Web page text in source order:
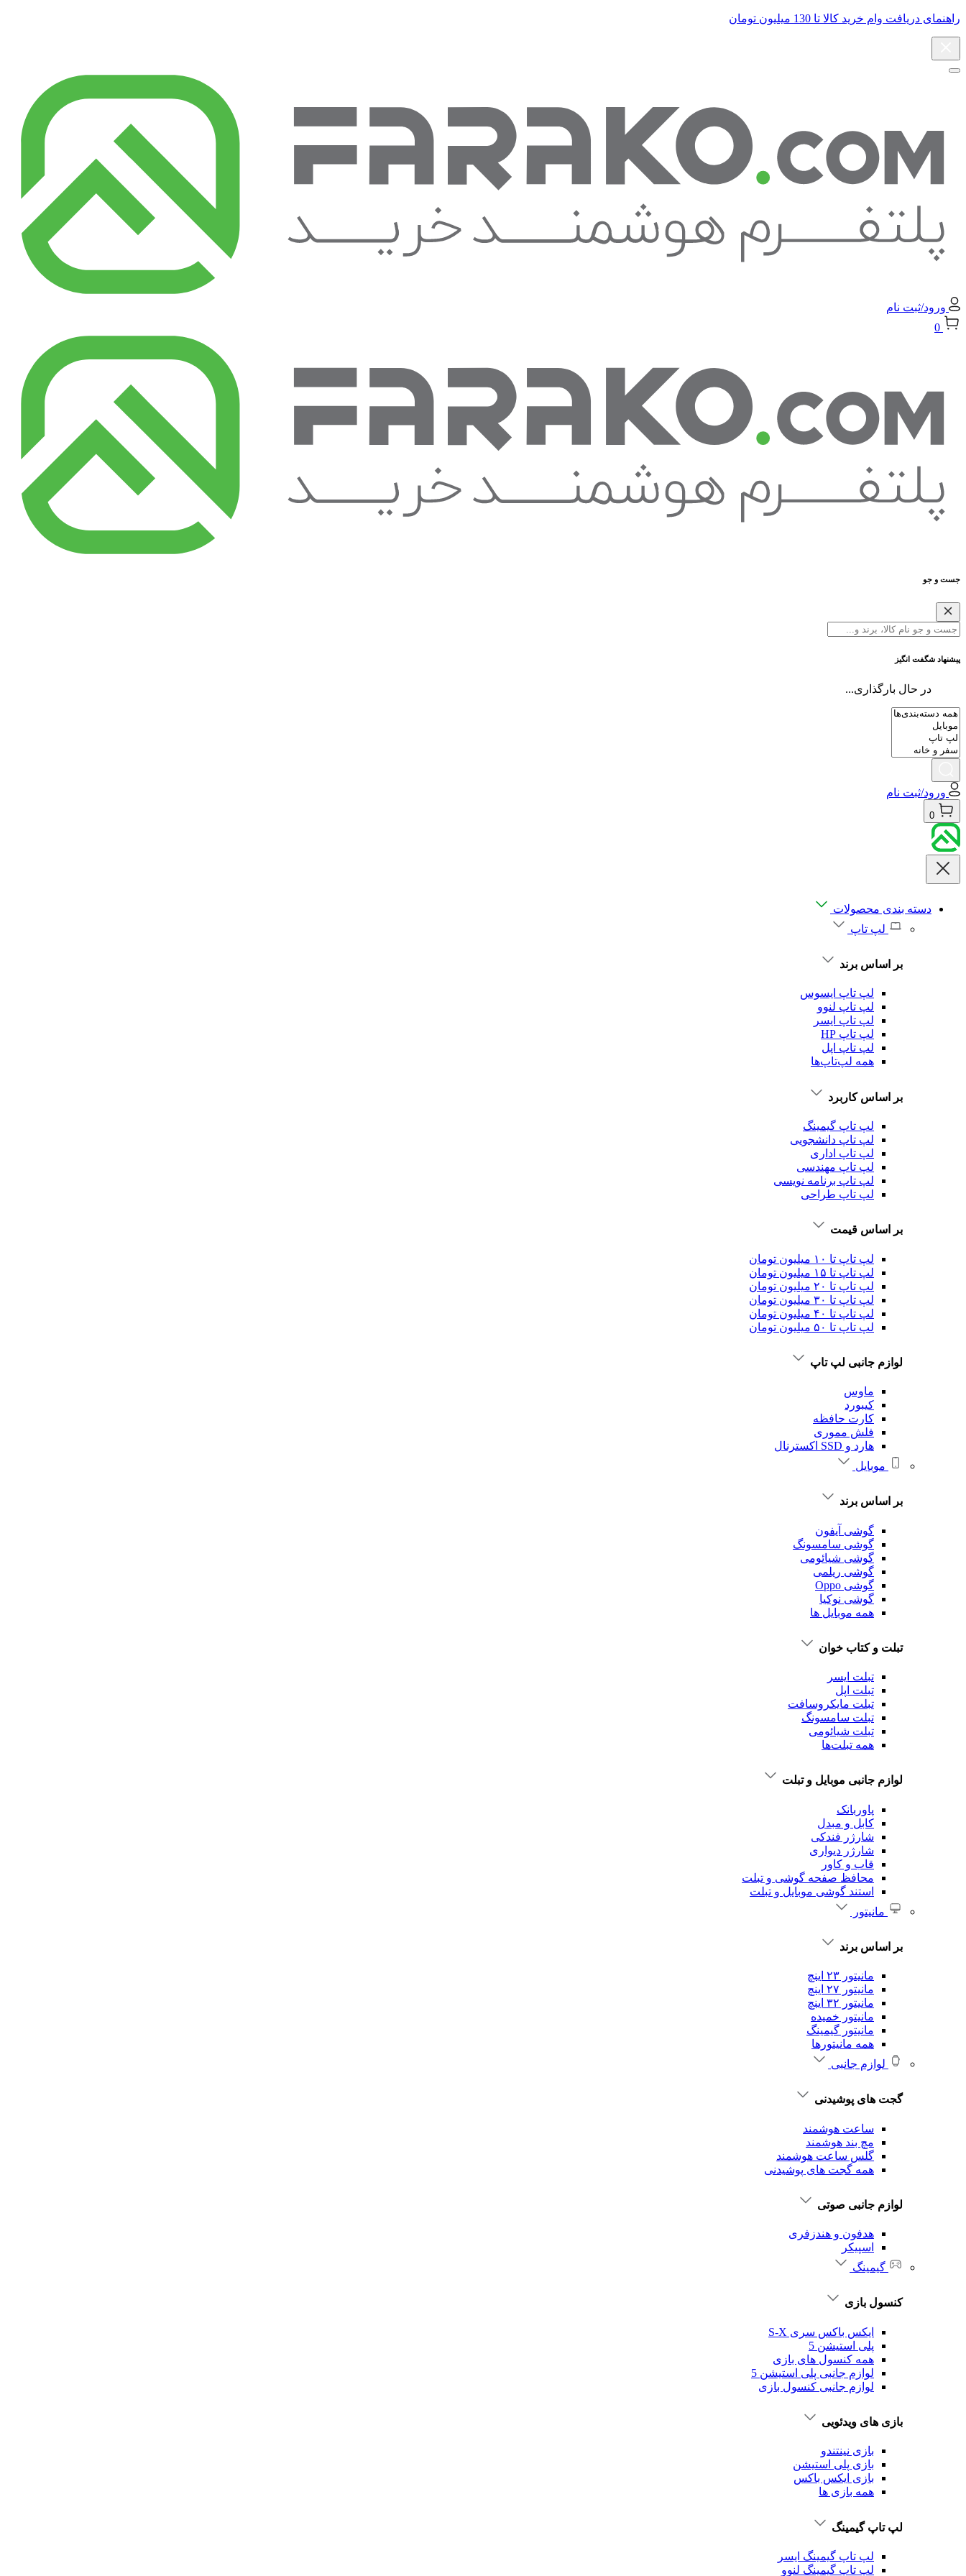
راهنمای دریافت وام خرید کالا تا 130 میلیون تومان
ورود/ثبت نام
0
جست و جو
پیشنهاد شگفت انگیز
در حال بارگذاری...
ورود/ثبت نام
0
دسته بندی محصولات
لپ تاپ
بر اساس برند
لپ تاپ ایسوس
لپ تاپ لنوو
لپ تاپ ایسر
لپ تاپ HP
لپ تاپ اپل
همه لپ‌تاپ‌ها
بر اساس کاربرد
لپ تاپ گیمینگ
لپ تاپ دانشجویی
لپ تاپ اداری
لپ تاپ مهندسی
لپ تاپ برنامه نویسی
لپ تاپ طراحی
بر اساس قیمت
لپ تاپ تا ۱۰ میلیون تومان
لپ تاپ تا ۱۵ میلیون تومان
لپ تاپ تا ۲۰ میلیون تومان
لپ تاپ تا ۳۰ میلیون تومان
لپ تاپ تا ۴۰ میلیون تومان
لپ تاپ تا ۵۰ میلیون تومان
لوازم جانبی لپ تاپ
ماوس
کیبورد
کارت حافظه
فلش مموری
هارد و SSD اکسترنال
موبایل
بر اساس برند
گوشی آیفون
گوشی سامسونگ
گوشی شیائومی
گوشی ریلمی
گوشی Oppo
گوشی نوکیا
همه موبایل ها
تبلت و کتاب خوان
تبلت ایسر
تبلت اپل
تبلت‌ مایکروسافت
تبلت‌ سامسونگ
تبلت شیائومی
همه تبلت‌ها
لوازم جانبی موبایل و تبلت
پاوربانک
کابل و مبدل
شارژر فندکی
شارژر دیواری
قاب و کاور
محافظ صفحه گوشی و تبلت
استند گوشی موبایل و تبلت
مانیتور
بر اساس برند
مانیتور ۲۳ اینچ
مانیتور ۲۷ اینچ
مانیتور ۳۲ اینچ
مانیتور خمیده
مانیتور گیمینگ
همه مانیتورها
لوازم جانبی
گجت های پوشیدنی
ساعت هوشمند
مچ بند هوشمند
گلس ساعت هوشمند
همه گجت های پوشیدنی
لوازم جانبی صوتی
هدفون و هندزفری
اسپیکر
گیمینگ
کنسول بازی
ایکس باکس سری S-X
پلی استیشن 5
همه کنسول های بازی
لوازم جانبی پلی استیشن 5
لوازم جانبی کنسول بازی
بازی های ویدئویی
بازی نینتندو
بازی پلی استیشن
بازی ایکس باکس
همه بازی ها
لپ تاپ گیمینگ
لپ تاپ گیمینگ ایسر
لپ تاپ گیمینگ لنوو